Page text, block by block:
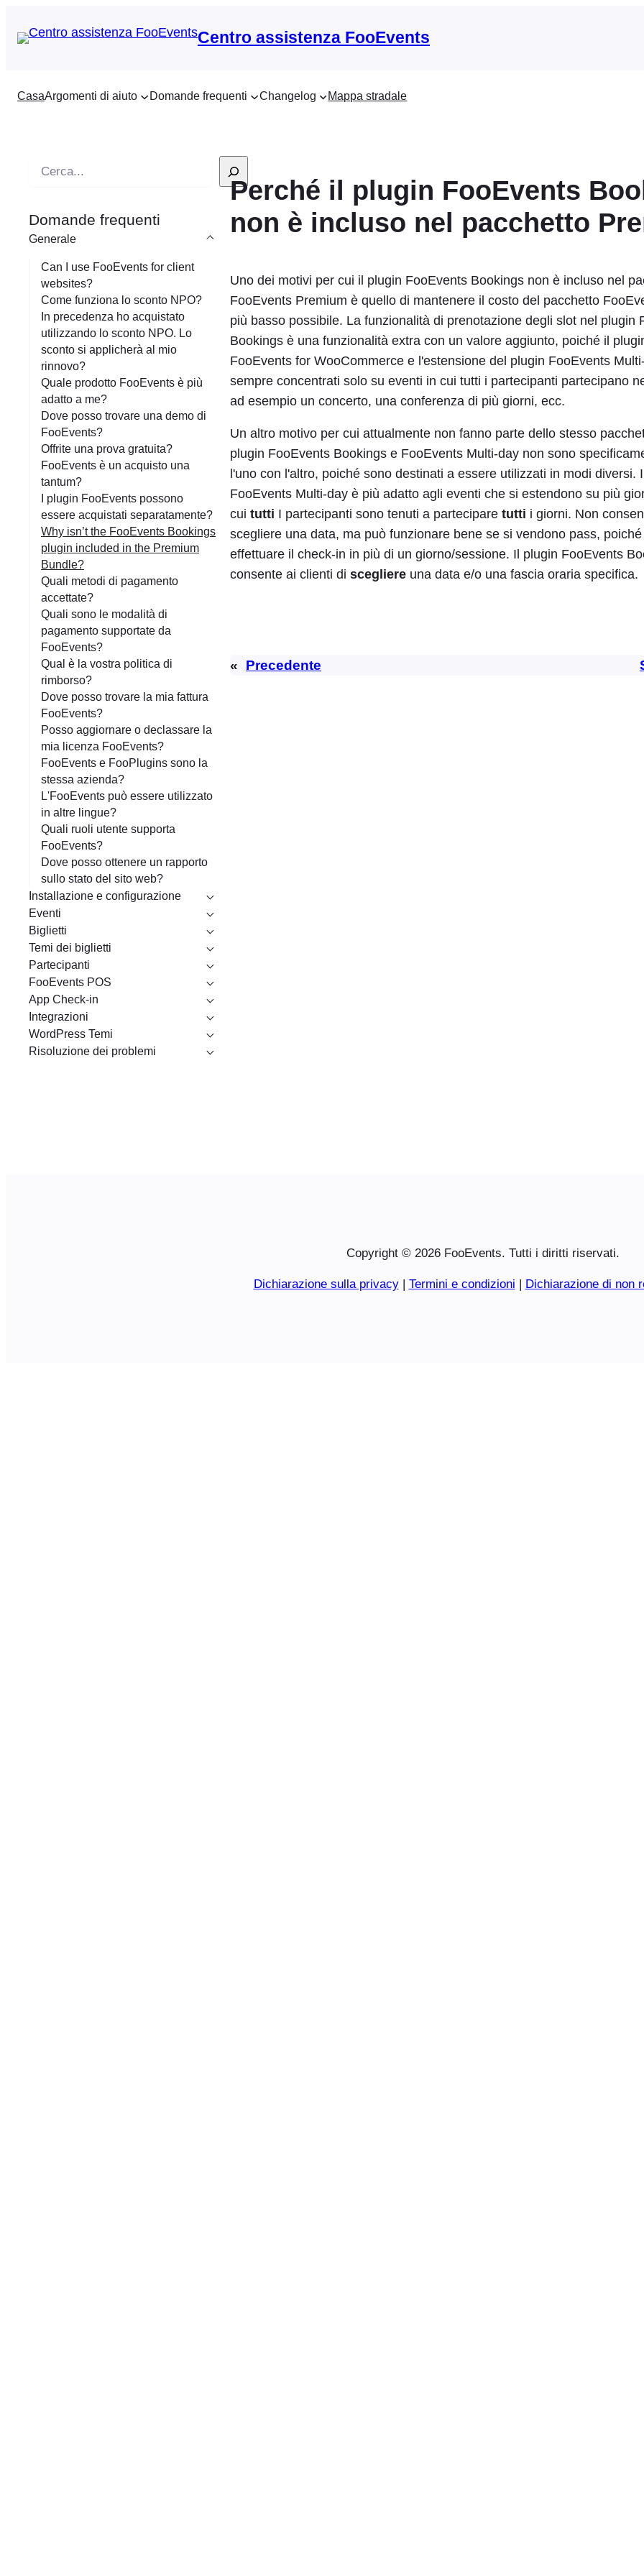
Centro assistenza FooEvents
CasaArgomenti di aiuto Domande frequenti Changelog Mappa stradale
e
r
Domande frequenti
Generale
Can I use FooEvents for client
websites?
Come funziona lo sconto NPO?
In precedenza ho acquistato
utilizzando lo sconto NPO. Lo
sconto si applicherà al mio
rinnovo?
Quale prodotto FooEvents è più
adatto a me?
Dove posso trovare una demo di
FooEvents?
Offrite una prova gratuita?
FooEvents è un acquisto una
tantum?
I plugin FooEvents possono
essere acquistati separatamente?
Why isn’t the FooEvents Bookings
plugin included in the Premium
Bundle?
Quali metodi di pagamento
accettate?
Quali sono le modalità di
pagamento supportate da
FooEvents?
Qual è la vostra politica di
rimborso?
Dove posso trovare la mia fattura
FooEvents?
Posso aggiornare o declassare la
mia licenza FooEvents?
FooEvents e FooPlugins sono la
stessa azienda?
L'FooEvents può essere utilizzato
in altre lingue?
Quali ruoli utente supporta
FooEvents?
Dove posso ottenere un rapporto
sullo stato del sito web?
Installazione e configurazione
Eventi
Biglietti
Temi dei biglietti
Partecipanti
FooEvents POS
App Check-in
Integrazioni
WordPress Temi
Risoluzione dei problemi
Perché il plugin FooEvents
non è incluso nel pacchetto
Uno dei motivi per cui il plugin FooEvents Bookings non è incluso nel
FooEvents Premium è quello di mantenere il costo del pacchetto
più basso possibile. La funzionalità di prenotazione degli slot nel plugin
Bookings è una funzionalità extra con un valore aggiunto, poiché il
FooEvents for WooCommerce e l'estensione del plugin FooEvents
sempre concentrati solo su eventi in cui tutti i partecipanti partecipano
ad esempio un concerto, una conferenza di più giorni, ecc.
Un altro motivo per cui attualmente non fanno parte dello stesso
plugin FooEvents Bookings e FooEvents Multi-day non sono
l'uno con l'altro, poiché sono destinati a essere utilizzati in modi diversi.
FooEvents Multi-day è più adatto agli eventi che si estendono su più
cui tutti I partecipanti sono tenuti a partecipare tutti i giorni. Non
scegliere una data, ma può funzionare bene se si vendono pass,
effettuare il check-in in più di un giorno/sessione. Il plugin FooEvents
consente ai clienti di scegliere una data e/o una fascia oraria specifica.
« Precedente
Copyright © 2026 FooEvents. Tutti i diritti riservati.
Dichiarazione sulla privacy| Termini e condizioni | Dichiarazione di non